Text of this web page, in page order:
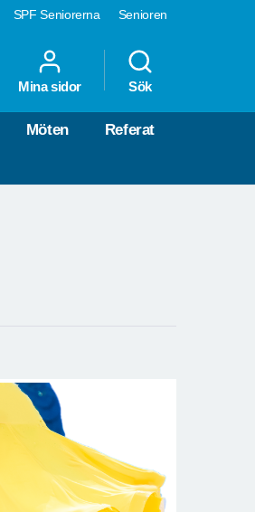
SPF Seniorerna Senioren
Mina sidor Sök
Möten Referat